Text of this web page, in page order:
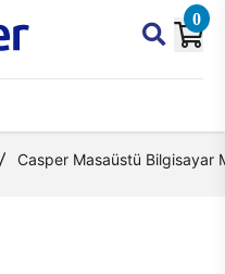
0
Casper Masaüstü Bilgisayar